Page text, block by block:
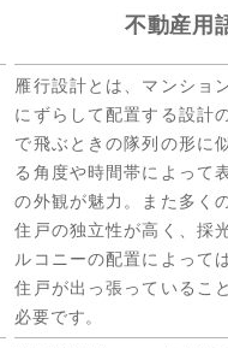
不動産用
雁行設計とは、マンショ
にずらして配置する設計
で飛ぶときの隊列の形に
る角度や時間帯によって
の外観が魅力。また多く
住戸の独立性が高く、採
ルコニーの配置によって
住戸が出っ張っているこ
必要です。